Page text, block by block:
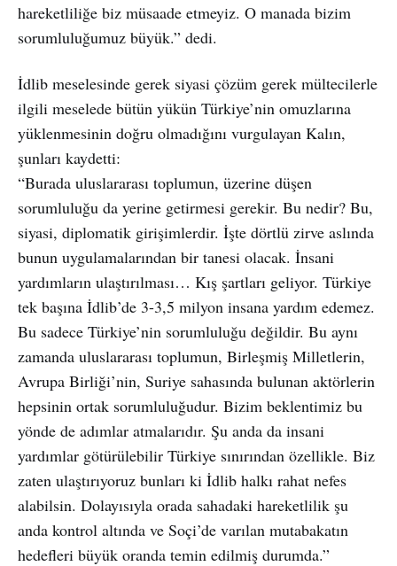
hareketliliğe biz müsaade etmeyiz. O manada bizim
sorumluluğumuz büyük.” dedi.
İdlib meselesinde gerek siyasi çözüm gerek mültecilerle
ilgili meselede bütün yükün Türkiye’nin omuzlarına
yüklenmesinin doğru olmadığını vurgulayan Kalın,
şunları kaydetti:
“Burada uluslararası toplumun, üzerine düşen
sorumluluğu da yerine getirmesi gerekir. Bu nedir? Bu,
siyasi, diplomatik girişimlerdir. İşte dörtlü zirve aslında
bunun uygulamalarından bir tanesi olacak. İnsani
yardımların ulaştırılması… Kış şartları geliyor. Türkiye
tek başına İdlib’de 3-3,5 milyon insana yardım edemez.
Bu sadece Türkiye’nin sorumluluğu değildir. Bu aynı
zamanda uluslararası toplumun, Birleşmiş Milletlerin,
Avrupa Birliği’nin, Suriye sahasında bulunan aktörlerin
hepsinin ortak sorumluluğudur. Bizim beklentimiz bu
yönde de adımlar atmalarıdır. Şu anda da insani
yardımlar götürülebilir Türkiye sınırından özellikle. Biz
zaten ulaştırıyoruz bunları ki İdlib halkı rahat nefes
alabilsin. Dolayısıyla orada sahadaki hareketlilik şu
anda kontrol altında ve Soçi’de varılan mutabakatın
hedefleri büyük oranda temin edilmiş durumda.”